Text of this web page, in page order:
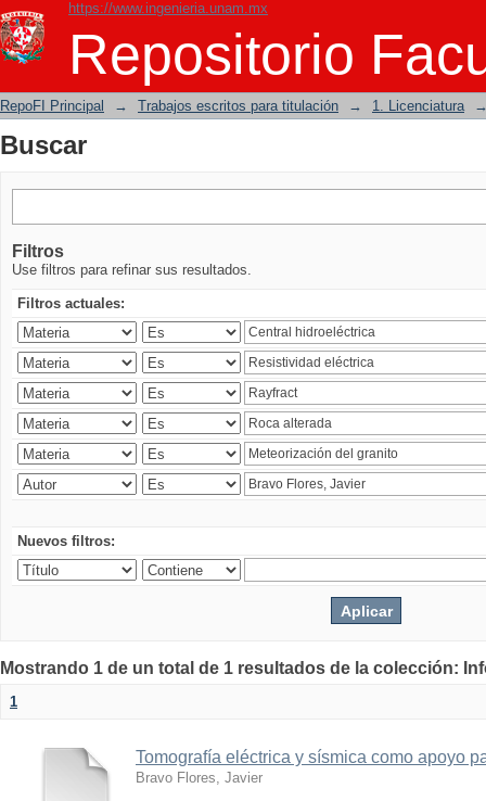
https://www.ingenieria.unam.mx
Repositorio
Buscar
RepoFI Principal → Trabajos escritos para titulación → 1. Licenciatura
Buscar
Filtros
Use filtros para refinar sus resultados.
Filtros actuales:
Nuevos filtros:
Mostrando 1 de un total de 1 resultados de la colección:
1
Tomografía eléctrica y sísmica como apoyo
Bravo Flores, Javier